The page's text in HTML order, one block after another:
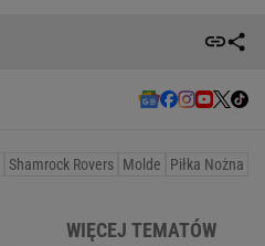
Shamrock Rovers Molde Piłka Nożna
WIĘCEJ TEMATÓW